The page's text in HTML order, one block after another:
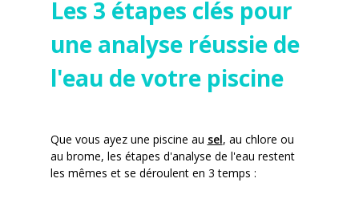
Les 3 étapes clés pour
une analyse réussie de
l'eau de votre piscine
Que vous ayez une piscine au sel, au chlore ou
au brome, les étapes d'analyse de l'eau restent
les mêmes et se déroulent en 3 temps :